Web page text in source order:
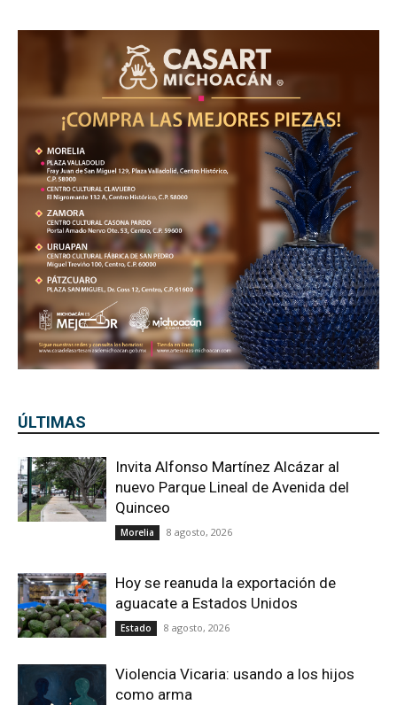
ÚLTIMAS
Invita Alfonso Martínez Alcázar al
nuevo Parque Lineal de Avenida del
Quinceo
Morelia 8 agosto, 2026
Hoy se reanuda la exportación de
aguacate a Estados Unidos
Estado 8 agosto, 2026
Violencia Vicaria: usando a los hijos
como arma